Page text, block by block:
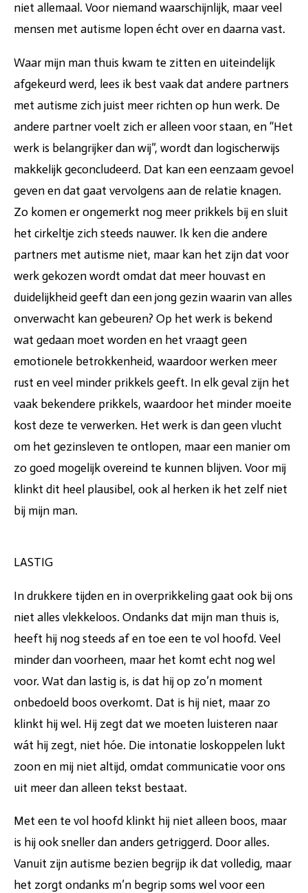
niet allemaal. Voor niemand waarschijnlijk, maar veel
mensen met autisme lopen écht over en daarna vast.
Waar mijn man thuis kwam te zitten en uiteindelijk
afgekeurd werd, lees ik best vaak dat andere partners
met autisme zich juist meer richten op hun werk. De
andere partner voelt zich er alleen voor staan, en “Het
werk is belangrijker dan wij”, wordt dan logischerwijs
makkelijk geconcludeerd. Dat kan een eenzaam gevoel
geven en dat gaat vervolgens aan de relatie knagen.
Zo komen er ongemerkt nog meer prikkels bij en sluit
het cirkeltje zich steeds nauwer. Ik ken die andere
partners met autisme niet, maar kan het zijn dat voor
werk gekozen wordt omdat dat meer houvast en
duidelijkheid geeft dan een jong gezin waarin van alles
onverwacht kan gebeuren? Op het werk is bekend
wat gedaan moet worden en het vraagt geen
emotionele betrokkenheid, waardoor werken meer
rust en veel minder prikkels geeft. In elk geval zijn het
vaak bekendere prikkels, waardoor het minder moeite
kost deze te verwerken. Het werk is dan geen vlucht
om het gezinsleven te ontlopen, maar een manier om
zo goed mogelijk overeind te kunnen blijven. Voor mij
klinkt dit heel plausibel, ook al herken ik het zelf niet
bij mijn man.
LASTIG
In drukkere tijden en in overprikkeling gaat ook bij ons
niet alles vlekkeloos. Ondanks dat mijn man thuis is,
heeft hij nog steeds af en toe een te vol hoofd. Veel
minder dan voorheen, maar het komt echt nog wel
voor. Wat dan lastig is, is dat hij op zo’n moment
onbedoeld boos overkomt. Dat is hij niet, maar zo
klinkt hij wel. Hij zegt dat we moeten luisteren naar
wát hij zegt, niet hóe. Die intonatie loskoppelen lukt
zoon en mij niet altijd, omdat communicatie voor ons
uit meer dan alleen tekst bestaat.
Met een te vol hoofd klinkt hij niet alleen boos, maar
is hij ook sneller dan anders getriggerd. Door alles.
Vanuit zijn autisme bezien begrijp ik dat volledig, maar
het zorgt ondanks m’n begrip soms wel voor een